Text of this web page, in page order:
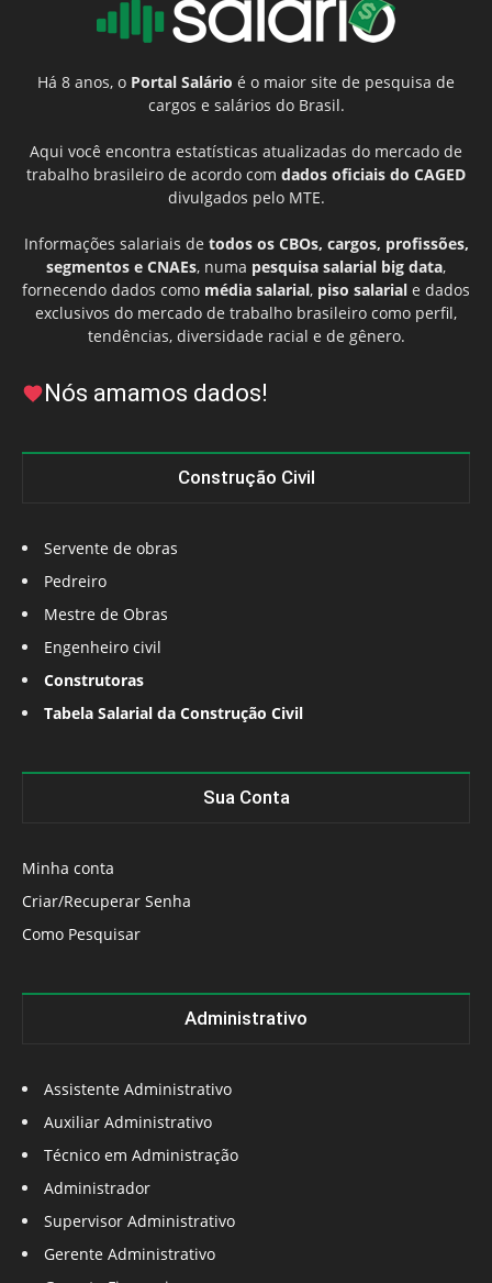
Há 8 anos, o Portal Salário é o maior site de pesquisa de
cargos e salários do Brasil.
Aqui você encontra estatísticas atualizadas do mercado de
trabalho brasileiro de acordo com dados oficiais do CAGED
divulgados pelo MTE.
Informações salariais de todos os CBOs, cargos, profissões,
segmentos e CNAEs, numa pesquisa salarial big data,
fornecendo dados como média salarial, piso salarial e dados
exclusivos do mercado de trabalho brasileiro como perfil,
tendências, diversidade racial e de gênero.
Nós amamos dados!
Construção Civil
Servente de obras
Pedreiro
Mestre de Obras
Engenheiro civil
Construtoras
Tabela Salarial da Construção Civil
Sua Conta
Minha conta
Criar/Recuperar Senha
Como Pesquisar
Administrativo
Assistente Administrativo
Auxiliar Administrativo
Técnico em Administração
Administrador
Supervisor Administrativo
Gerente Administrativo